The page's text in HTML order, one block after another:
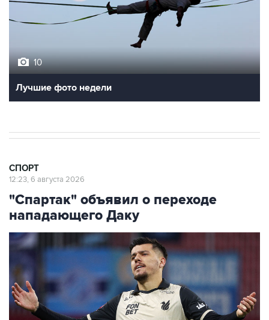
10
Лучшие фото недели
СПОРТ
12:23, 6 августа 2026
"Спартак" объявил о переходе
нападающего Даку